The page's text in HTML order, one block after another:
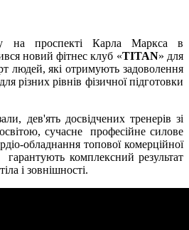
проспекті Карла Маркса в
новий фітнес клуб «TITAN» для
людей, які отримують задоволення
різних рівнів фізичної підготовки
дев'ять досвідчених тренерів зі
сучасне професійне силове
обладнання топової комерційної
комплексний результат
і зовнішності.